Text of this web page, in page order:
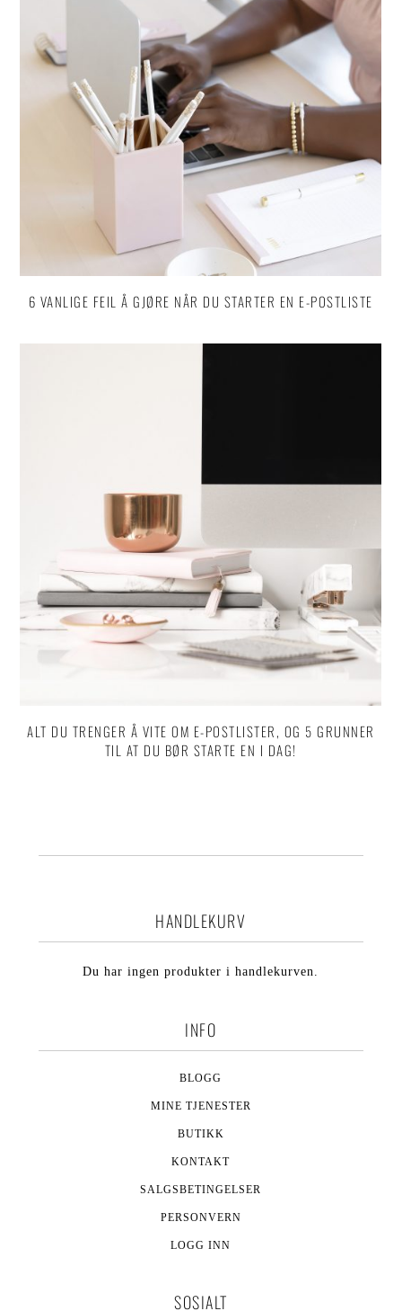
6 VANLIGE FEIL Å GJØRE NÅR DU STARTER EN E-POSTLISTE
ALT DU TRENGER Å VITE OM E-POSTLISTER, OG 5 GRUNNER
TIL AT DU BØR STARTE EN I DAG!
HANDLEKURV
Du har ingen produkter i handlekurven.
INFO
BLOGG
MINE TJENESTER
BUTIKK
KONTAKT
SALGSBETINGELSER
PERSONVERN
LOGG INN
SOSIALT